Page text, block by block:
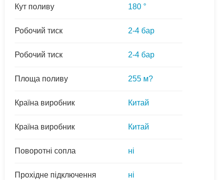
Кут поливу 180 °
Робочий тиск 2-4 бар
Робочий тиск 2-4 бар
Площа поливу 255 м?
Країна виробник Китай
Країна виробник Китай
Поворотні сопла ні
Прохідне підключення ні